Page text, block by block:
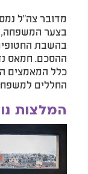
מדובר צה"ל
בצער
בהשבת
ההסכם. חמאס
כלל המאמצים
החללים
המלצות